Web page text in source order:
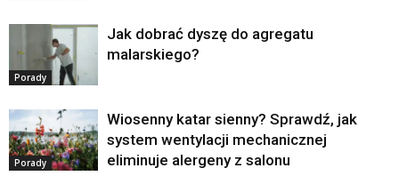
Porady
Jak dobrać dyszę do agregatu
malarskiego?
Porady
Wiosenny katar sienny? Sprawdź, jak
system wentylacji mechanicznej
eliminuje alergeny z salonu